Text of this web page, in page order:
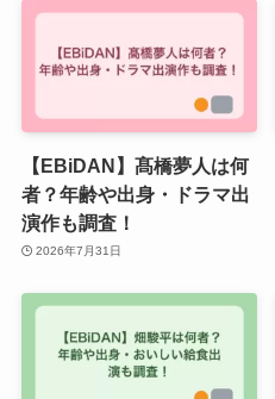
【EBiDAN】髙橋夢人は何
者？年齢や出身・ドラマ出
演作も調査！
2026年7月31日